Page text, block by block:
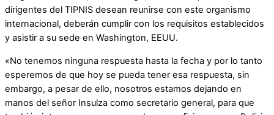
dirigentes del TIPNIS desean reunirse con este organismo
internacional, deberán cumplir con los requisitos establecidos
y asistir a su sede en Washington, EEUU.
«No tenemos ninguna respuesta hasta la fecha y por lo tanto
esperemos de que hoy se pueda tener esa respuesta, sin
embargo, a pesar de ello, nosotros estamos dejando en
manos del señor Insulza como secretario general, para que